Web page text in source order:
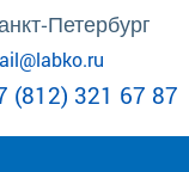
Петербург
(812) 321 67 87